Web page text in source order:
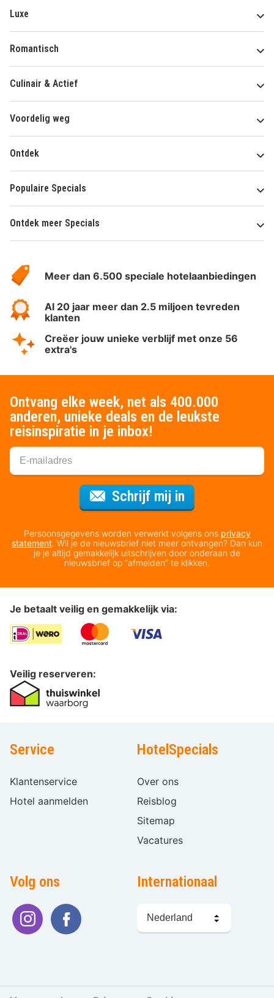
Luxe
Romantisch
Culinair & Actief
Voordelig weg
Ontdek
Populaire Specials
Ontdek meer Specials
HotelSpecials
Meer dan 6.500 speciale hotelaanbiedingen
Al 20 jaar meer dan 2.5 miljoen tevreden
klanten
Creëer jouw unieke verblijf met onze 56
extra's
Ontvang elke week, net als 400.000
anderen, unieke deals en de leukste
reisinspiratie in je inbox!
Schrijf mij in
Persoonsgegevens worden verwerkt volgens ons privacy
statement. Wil je de nieuwsbrief niet meer ontvangen? Dan kun
je je altijd gemakkelijk uitschrijven door onderaan de
nieuwsbrief op “afmelden” te klikken.
Je betaalt veilig en gemakkelijk via:
Veilig reserveren:
Service
Klantenservice
Hotel aanmelden
HotelSpecials
Over ons
Reisblog
Sitemap
Vacatures
Volg ons Internationaal
kiezen